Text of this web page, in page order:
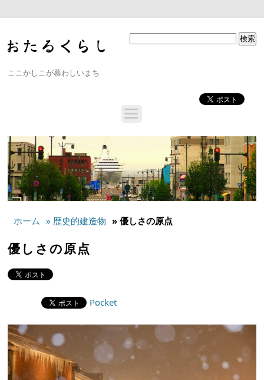
ここかしこが慕わしいまち
ホーム » 歴史的建造物 » 優しさの原点
優しさの原点
Pocket